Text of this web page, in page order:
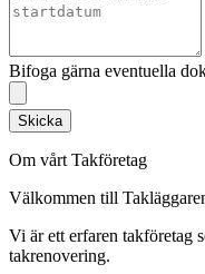
Bifoga gärna eventuella
Skicka
Om vårt Takföretag
Välkommen till
Vi är ett erfaren takföretag
takrenovering.